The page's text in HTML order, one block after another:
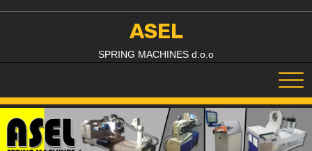
ASEL
SPRING MACHINES d.o.o